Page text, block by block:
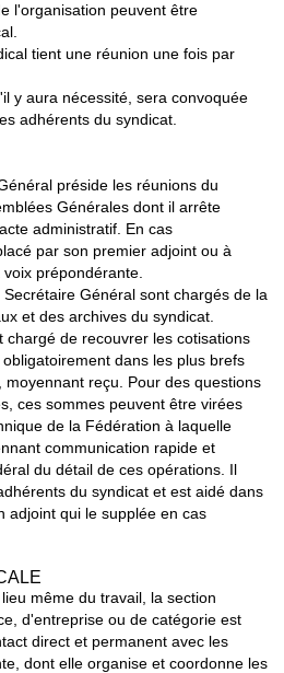
l'organisation peuvent être
tient une réunion une fois par
y aura nécessité, sera convoquée
adhérents du syndicat.
préside les réunions du
Générales dont il arrête
administratif. En cas
par son premier adjoint ou à
prépondérante.
Secrétaire Général sont chargés de la
et des archives du syndicat.
chargé de recouvrer les cotisations
dans les plus brefs
reçu. Pour des questions
ces sommes peuvent être virées
de la Fédération à laquelle
communication rapide et
du détail de ces opérations. Il
du syndicat et est aidé dans
adjoint qui le supplée en cas
même du travail, la section
d'entreprise ou de catégorie est
direct et permanent avec les
dont elle organise et coordonne les